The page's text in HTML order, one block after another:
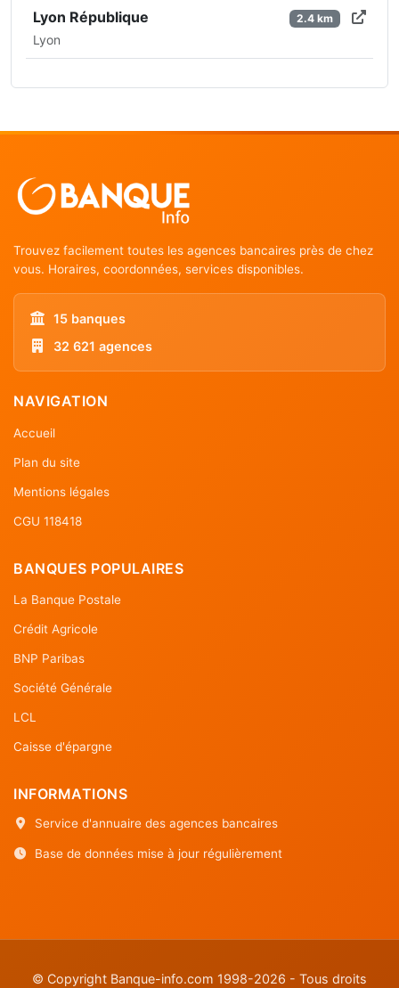
Lyon République
Lyon
2.4 km
Trouvez facilement toutes les agences bancaires près de chez
vous. Horaires, coordonnées, services disponibles.
15 banques
32 621 agences
NAVIGATION
Accueil
Plan du site
Mentions légales
CGU 118418
BANQUES POPULAIRES
La Banque Postale
Crédit Agricole
BNP Paribas
Société Générale
LCL
Caisse d'épargne
INFORMATIONS
Service d'annuaire des agences bancaires
Base de données mise à jour régulièrement
© Copyright Banque-info.com 1998-2026 - Tous droits